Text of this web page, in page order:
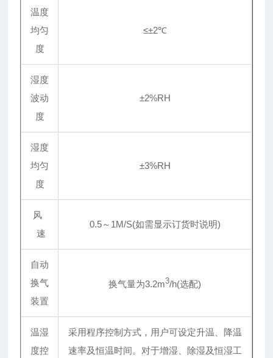
温度
均匀
度
≤±2℃
湿度
波动
度
±2%RH
湿度
均匀
度
±3%RH
风
速
0.5～1M/S(如需显示订货时说明)
自动
换气
装置
换气量为3.2m3/h(选配)
温湿
度控
采用程序控制方式，用户可设定升温、降温
速率及恒温时间。对于增湿、除湿及恒湿工